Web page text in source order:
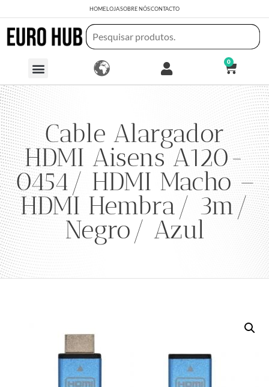
HOMELOJASOBRE NÓSCONTACTO
0
Cable Alargador
HDMI Aisens A120-
0454/ HDMI Macho –
HDMI Hembra/ 3m/
Negro/ Azul